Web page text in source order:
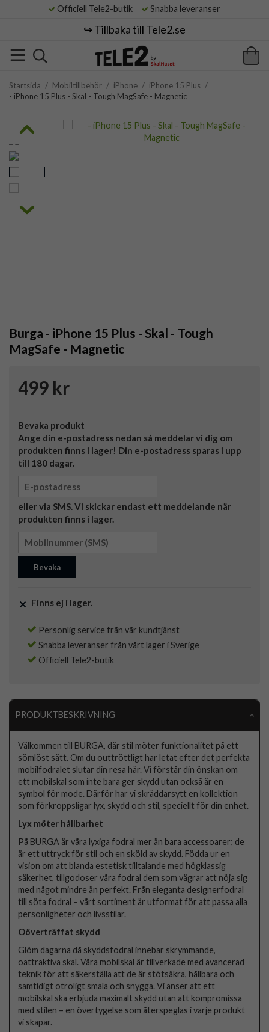
Officiell Tele2-butik Snabba leveranser
↪️ Tillbaka till Tele2.se
Startsida / Mobiltillbehör / iPhone / iPhone 15 Plus /
- iPhone 15 Plus - Skal - Tough MagSafe - Magnetic
Burga - iPhone 15 Plus - Skal - Tough
MagSafe - Magnetic
499 kr
Bevaka produkt
Ange din e-postadress nedan så meddelar vi dig om
produkten finns i lager! Din e-postadress sparas i upp
till 180 dagar.
eller via SMS. Vi skickar endast ett meddelande när
produkten finns i lager.
Bevaka
Finns ej i lager.
Personlig service från vår kundtjänst
Snabba leveranser från vårt lager i Sverige
Officiell Tele2-butik
PRODUKTBESKRIVNING
Välkommen till BURGA, där stil möter funktionalitet på ett
sömlöst sätt. Om du outtröttligt har letat efter det perfekta
mobilfodralet slutar din resa här. Vi förstår din önskan om
ett mobilskal som inte bara ger skydd utan också är en
symbol för mode. Därför har vi skräddarsytt en kollektion
som förkroppsligar lyx, skydd och stil, speciellt för din enhet.
Lyx möter hållbarhet
På BURGA är våra lyxiga fodral mer än bara accessoarer; de
är ett uttryck för stil och en sköld av skydd. Födda ur en
vision om att blanda estetisk tilltalande med högklassig
säkerhet, tillgodoser våra fodral dem som vägrar att nöja sig
med något mindre än perfekt. Från eleganta designerfodral
till söta fodral – vårt sortiment är utformat för att passa alla
personligheter och livsstilar.
Oöverträffat skydd
Glöm dagarna då skyddsfodral innebar skrymmande,
oattraktiva skal. Våra mobilskal är tillverkade med avancerad
teknik för att säkerställa att de är stötsäkra, hållbara och
samtidigt otroligt smala och snygga. Vi anser att ett
mobilskal ska erbjuda maximalt skydd utan att kompromissa
med stilen – en övertygelse som återspeglas i varje produkt
vi skapar.